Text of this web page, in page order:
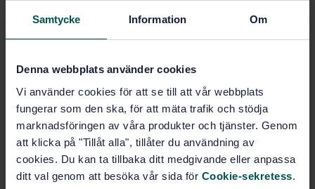
Samtycke Information Om
Denna webbplats använder cookies
Vi använder cookies för att se till att vår webbplats
fungerar som den ska, för att mäta trafik och stödja
marknadsföringen av våra produkter och tjänster. Genom
att klicka på "Tillåt alla", tillåter du användning av
cookies. Du kan ta tillbaka ditt medgivande eller anpassa
ditt val genom att besöka vår sida för Cookie-sekretess.
Ämnesområden
(71.100.50)
Trä, sågtimmer och sågat virke
(79.040)
Köp denna standard